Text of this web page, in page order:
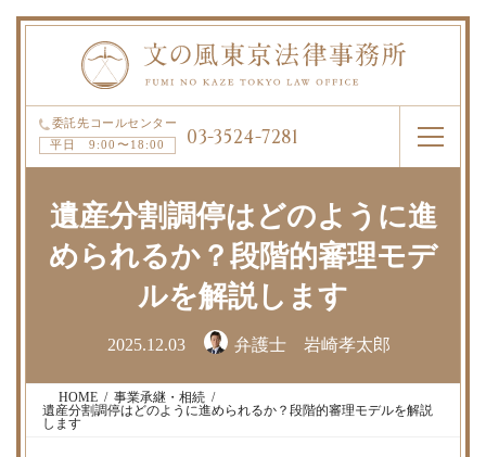
委託先コールセンター
03-3524-7281
平日 9:00〜18:00
弁護士費用 アクセス
お問い合わせ 記事一覧
遺産分割調停はどのように進
められるか？段階的審理モデ
ルを解説します
終
新
日
時
2025.12.03 弁護士 岩崎孝太郎
HOME
事業承継・相続
遺産分割調停はどのように進められるか？段階的審理モデルを解説
します